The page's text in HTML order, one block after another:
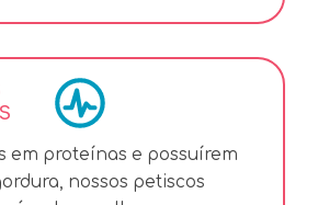
em proteínas e possuírem
nossos petiscos